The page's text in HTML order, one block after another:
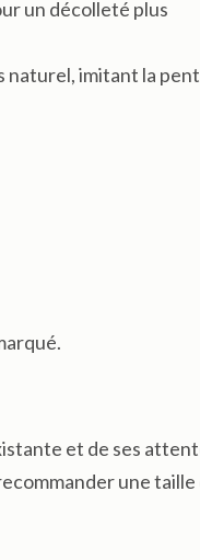
un décolleté plus
naturel, imitant la
et de ses
une taille